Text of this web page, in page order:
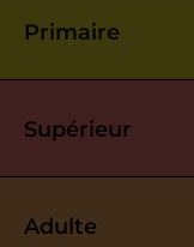
Primaire
Supérieur
Adulte